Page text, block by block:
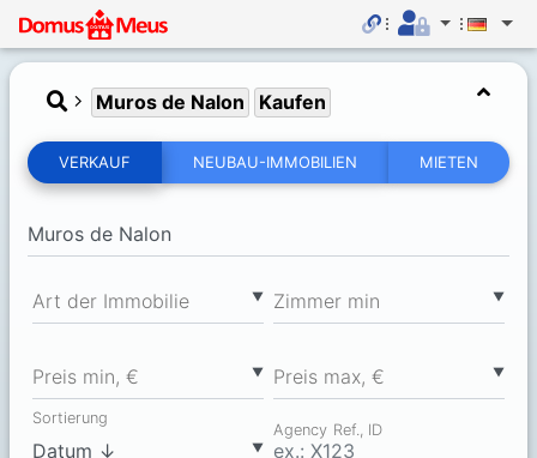
Muros de Nalon Kaufen
VERKAUF NEUBAU-IMMOBILIEN MIETEN
▼
Art der Immobilie ▼
Zimmer min
▼
Preis min, € ▼
Preis max, €
▼
Sortierung
Agency Ref., ID